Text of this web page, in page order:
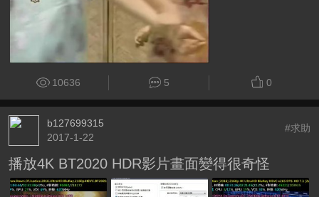
10636 5 0
b127699315
2017-1-22
#求助
播放4K BT2020 HDR影片畫面變得很奇怪